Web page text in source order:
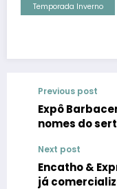
Temporada Inverno
Previous post
Expô
nomes do
Next post
Encatho &
já